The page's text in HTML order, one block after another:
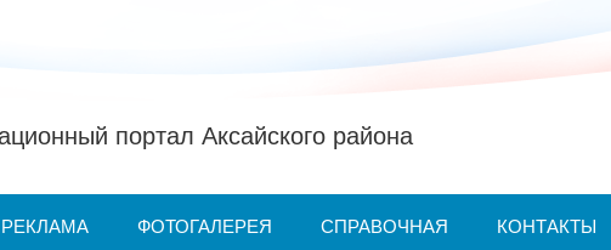
портал Аксайского района
РЕКЛАМА ФОТОГАЛЕРЕЯ СПРАВОЧНАЯ КОНТАКТЫ